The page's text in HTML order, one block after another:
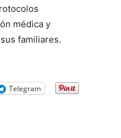
médica y
familiares.
Telegram